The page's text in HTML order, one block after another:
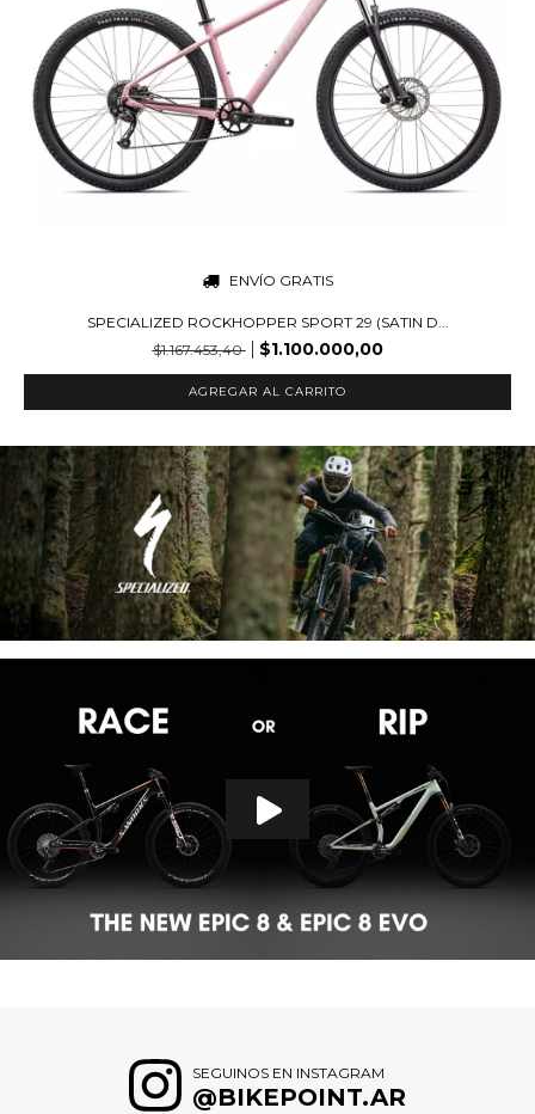
ENVÍO GRATIS
SPECIALIZED ROCKHOPPER SPORT 29 (SATIN D...
$1.167.453,40
$1.100.000,00
AGREGAR AL CARRITO
SEGUINOS EN INSTAGRAM
@BIKEPOINT.AR